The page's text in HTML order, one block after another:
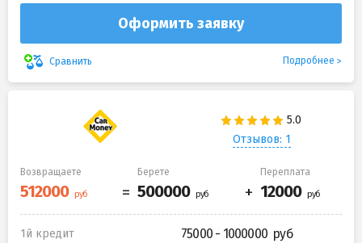
Оформить заявку
Сравнить Подробнее
Отзывов: 1
Возвращаете Берете Переплата
1й кредит 75000 - 1000000